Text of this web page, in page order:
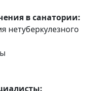
в санатории:
нетуберкулезного